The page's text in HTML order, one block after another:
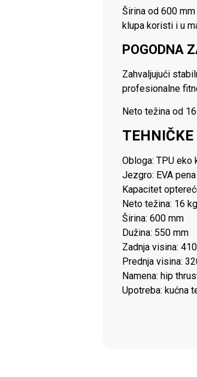
Širina od 600
klupa koristi i u
POGODNA
Zahvaljujući
profesionalne
Neto težina od
Obloga: TPU eko
Jezgro: EVA
Kapacitet
Neto težina: 16 kg
Širina: 600 mm
Dužina: 550 mm
Zadnja visina:
Prednja visina:
Namena: hip
Upotreba: kućna